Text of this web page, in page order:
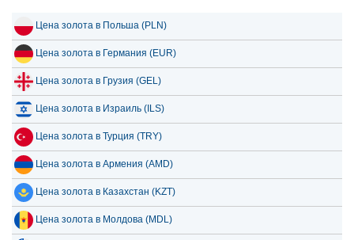
Цена золота в Польша (PLN)
Цена золота в Германия (EUR)
Цена золота в Грузия (GEL)
Цена золота в Израиль (ILS)
Цена золота в Турция (TRY)
Цена золота в Армения (AMD)
Цена золота в Казахстан (KZT)
Цена золота в Молдова (MDL)